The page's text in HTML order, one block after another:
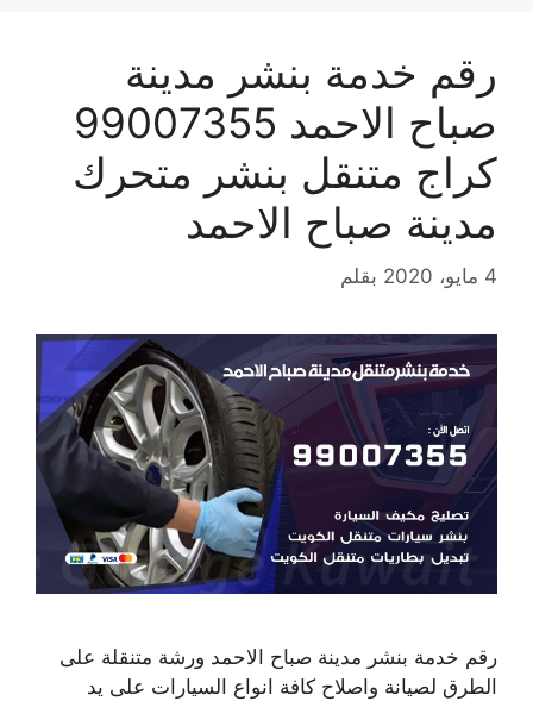
رقم خدمة بنشر مدينة
صباح الاحمد 99007355
كراج متنقل بنشر متحرك
مدينة صباح الاحمد
4 مايو، 2020 بقلم
رقم خدمة بنشر مدينة صباح الاحمد ورشة متنقلة على
الطرق لصيانة واصلاح كافة انواع السيارات على يد